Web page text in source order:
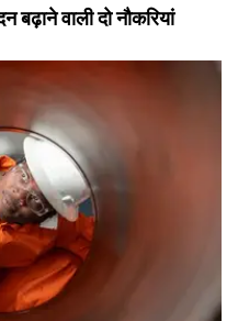
बढ़ाने वाली दो नौकरियां